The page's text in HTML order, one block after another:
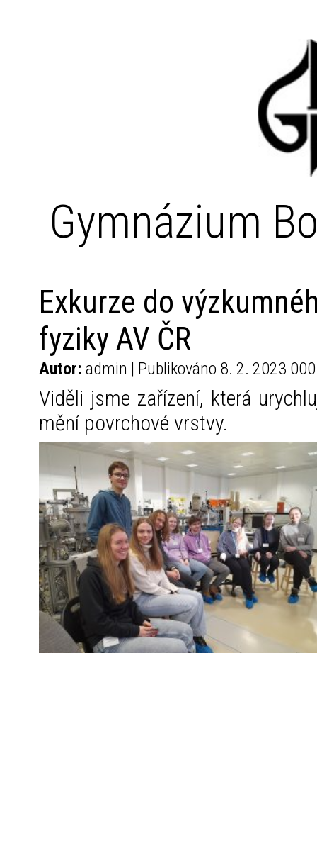
Gymnázium
Exkurze do
fyziky AV ČR
Autor: admin | Publikováno 8. 2. 2023
Viděli jsme zařízení, která
mění povrchové vrstvy.